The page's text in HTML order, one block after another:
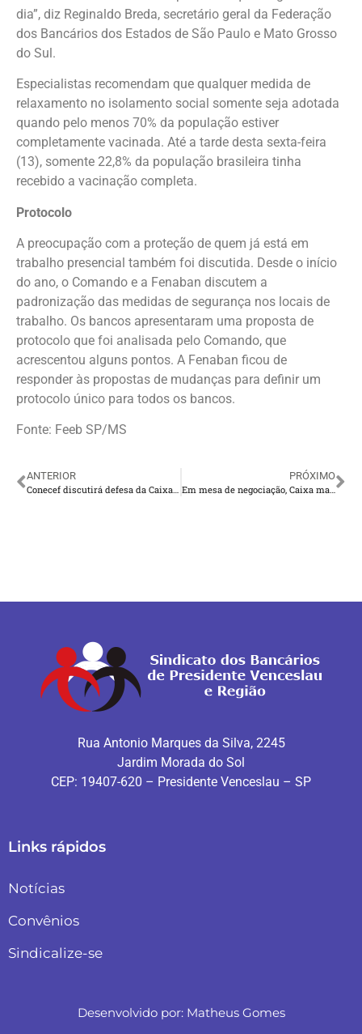
dia”, diz Reginaldo Breda, secretário geral da Federação
dos Bancários dos Estados de São Paulo e Mato Grosso
do Sul.
Especialistas recomendam que qualquer medida de
relaxamento no isolamento social somente seja adotada
quando pelo menos 70% da população estiver
completamente vacinada. Até a tarde desta sexta-feira
(13), somente 22,8% da população brasileira tinha
recebido a vacinação completa.
Protocolo
A preocupação com a proteção de quem já está em
trabalho presencial também foi discutida. Desde o início
do ano, o Comando e a Fenaban discutem a
padronização das medidas de segurança nos locais de
trabalho. Os bancos apresentaram uma proposta de
protocolo que foi analisada pelo Comando, que
acrescentou alguns pontos. A Fenaban ficou de
responder às propostas de mudanças para definir um
protocolo único para todos os bancos.
Fonte: Feeb SP/MS
ANTERIOR
PRÓXIMO
Rua Antonio Marques da Silva, 2245
Jardim Morada do Sol
CEP: 19407-620 – Presidente Venceslau – SP
Links rápidos
Notícias
Convênios
Sindicalize-se
Desenvolvido por: Matheus Gomes